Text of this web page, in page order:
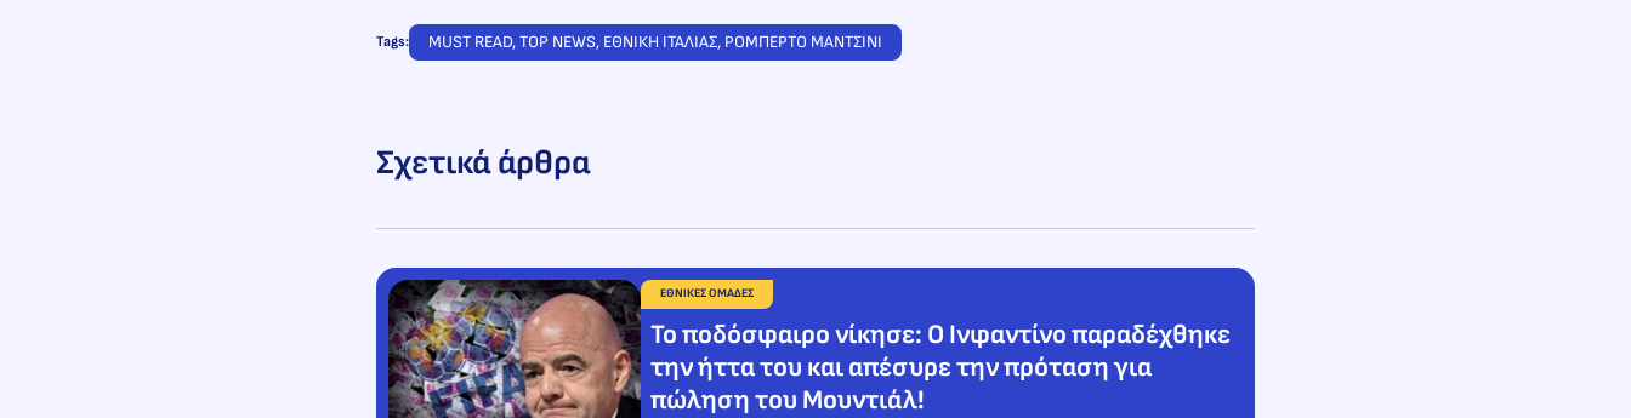
Tags: MUST READ, TOP NEWS, ΕΘΝΙΚΗ ΙΤΑΛΙΑΣ, ΡΟΜΠΕΡΤΟ ΜΑΝΤΣΙΝΙ
Σχετικά άρθρα
ΕΘΝΙΚΕΣ ΟΜΑΔΕΣ
Το ποδόσφαιρο νίκησε: Ο Ινφαντίνο παραδέχθηκε
την ήττα του και απέσυρε την πρόταση για
πώληση του Μουντιάλ!